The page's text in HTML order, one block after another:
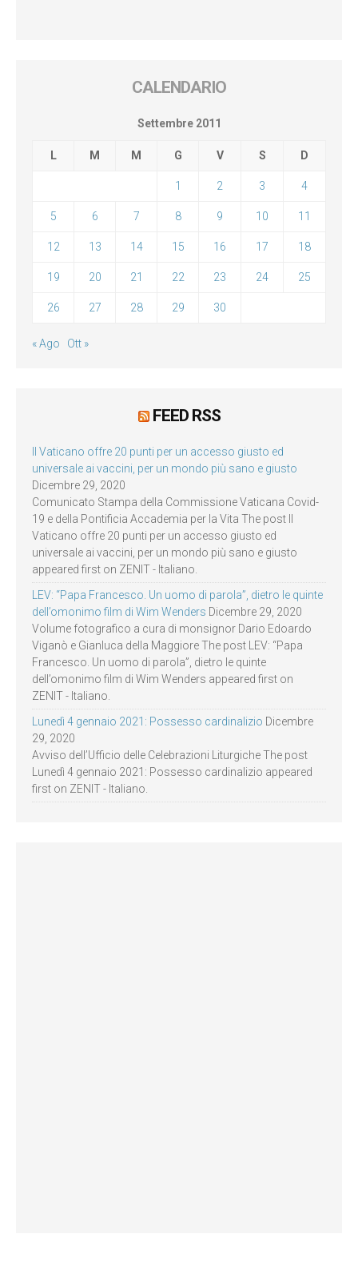
CALENDARIO
Settembre 2011
L M M G V S D
1 2 3 4
5 6 7 8 9 10 11
12 13 14 15 16 17 18
19 20 21 22 23 24 25
26 27 28 29 30
« Ago Ott »
FEED RSS
Il Vaticano offre 20 punti per un accesso giusto ed
universale ai vaccini, per un mondo più sano e giusto
Dicembre 29, 2020
Comunicato Stampa della Commissione Vaticana Covid-
19 e della Pontificia Accademia per la Vita The post Il
Vaticano offre 20 punti per un accesso giusto ed
universale ai vaccini, per un mondo più sano e giusto
appeared first on ZENIT - Italiano.
LEV: “Papa Francesco. Un uomo di parola”, dietro le quinte
dell’omonimo film di Wim Wenders Dicembre 29, 2020
Volume fotografico a cura di monsignor Dario Edoardo
Viganò e Gianluca della Maggiore The post LEV: “Papa
Francesco. Un uomo di parola”, dietro le quinte
dell’omonimo film di Wim Wenders appeared first on
ZENIT - Italiano.
Lunedì 4 gennaio 2021: Possesso cardinalizio Dicembre
29, 2020
Avviso dell’Ufficio delle Celebrazioni Liturgiche The post
Lunedì 4 gennaio 2021: Possesso cardinalizio appeared
first on ZENIT - Italiano.